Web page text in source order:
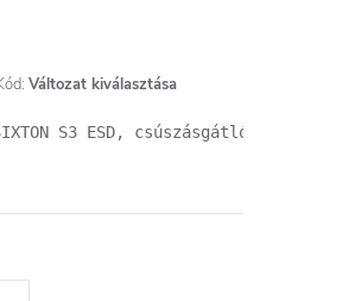
Változat kiválasztása
S3 ESD, csúszásgátlóval